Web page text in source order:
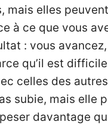
mais elles
à ce que vous
: vous
qu’il est
celles des
subie, mais elle
davantage